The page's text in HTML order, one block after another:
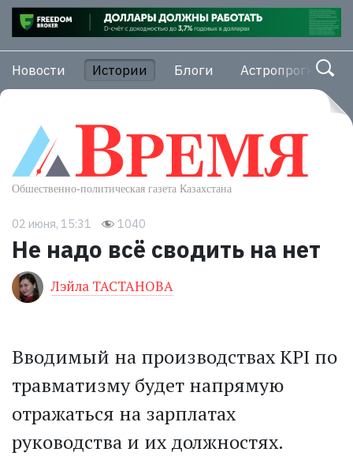
Новости Истории Блоги Астропрогноз
02 июня, 15:31 1040
Не надо всё сводить на нет
Лэйла ТАСТАНОВА
Вводимый на производствах KPI по
травматизму будет напрямую
отражаться на зарплатах
руководства и их должностях.